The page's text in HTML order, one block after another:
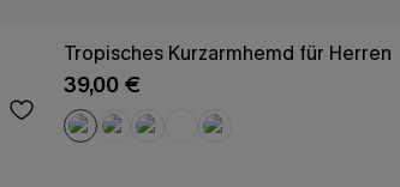
Tropisches Kurzarmhemd für Herren
39,00 €